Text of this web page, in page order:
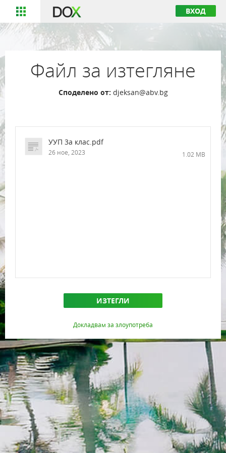
ВХОД
Файл за изтегляне
Споделено от: djeksan@abv.bg
УУП 3а клас.pdf
26 ное, 2023 1.02 MB
ИЗТЕГЛИ
Докладвам за злоупотреба